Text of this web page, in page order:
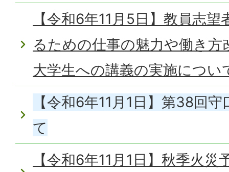
【令和6年11月5日】教員志
るための仕事の魅力や働き方
大学生への講義の実施につい
【令和6年11月1日】第38回
て
【令和6年11月1日】秋季火